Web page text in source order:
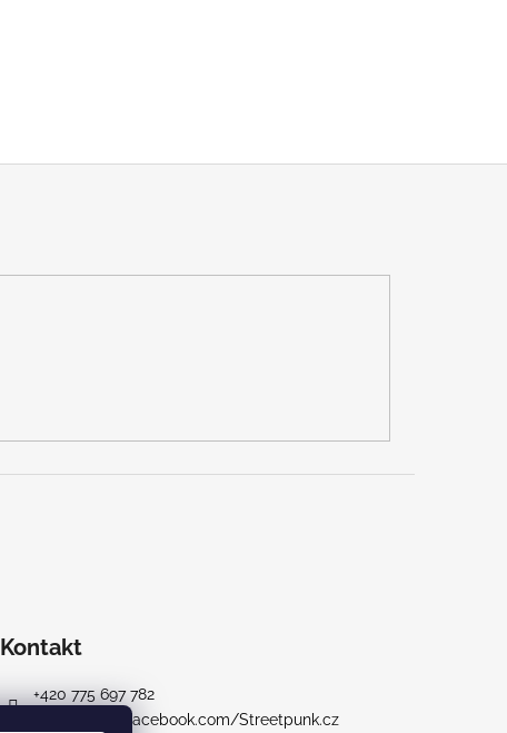
Kontakt
+420 775 697 782
https://www.facebook.com/Streetpunk.cz